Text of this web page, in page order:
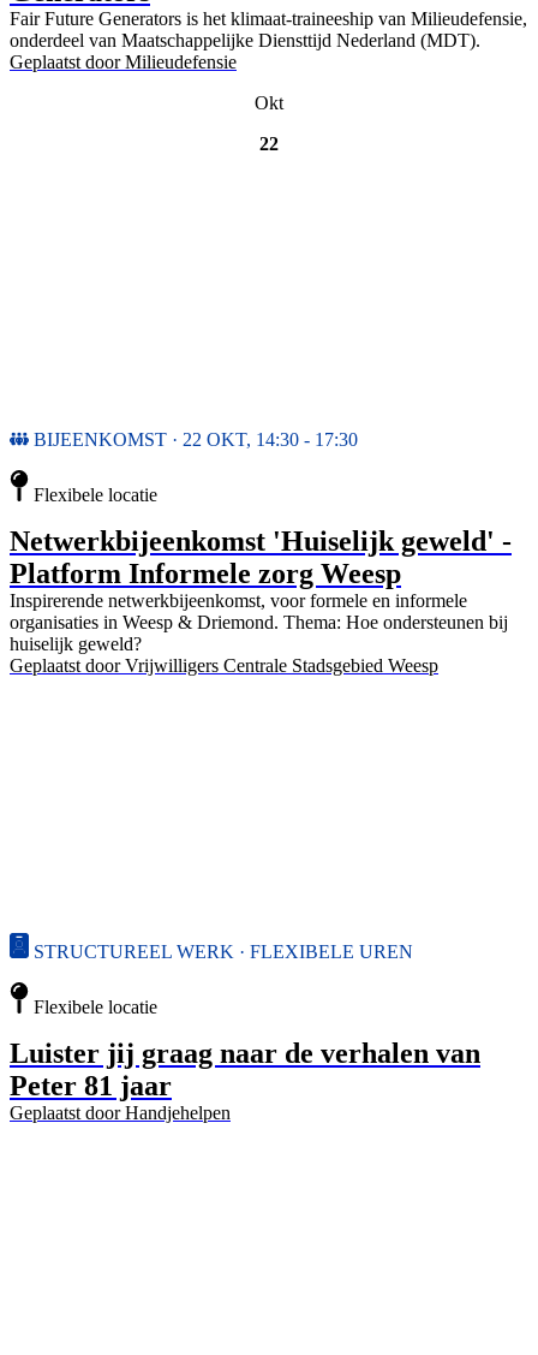
Fair Future Generators is het klimaat-traineeship van Milieudefensie,
onderdeel van Maatschappelijke Diensttijd Nederland (MDT).
Geplaatst door Milieudefensie
Okt
22
BIJEENKOMST · 22 OKT, 14:30 - 17:30
Flexibele locatie
Netwerkbijeenkomst 'Huiselijk geweld' -
Platform Informele zorg Weesp
Inspirerende netwerkbijeenkomst, voor formele en informele
organisaties in Weesp & Driemond. Thema: Hoe ondersteunen bij
huiselijk geweld?
Geplaatst door Vrijwilligers Centrale Stadsgebied Weesp
STRUCTUREEL WERK · FLEXIBELE UREN
Flexibele locatie
Luister jij graag naar de verhalen van
Peter 81 jaar
Geplaatst door Handjehelpen